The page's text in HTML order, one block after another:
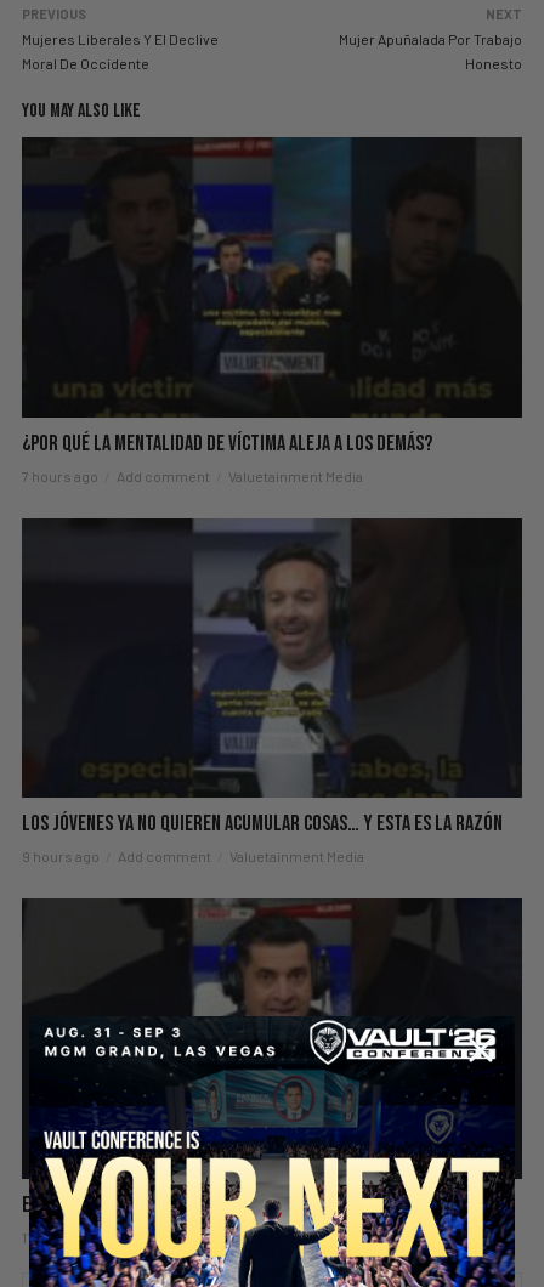
PREVIOUS
Mujeres Liberales Y El Declive
Moral De Occidente
NEXT
Mujer Apuñalada Por Trabajo
Honesto
YOU MAY ALSO LIKE
¿Por Qué La Mentalidad de Víctima Aleja a los Demás?
7 hours ago Add comment Valuetainment Media
Los Jóvenes Ya No Quieren Acumular Cosas… Y Esta Es La Razón
9 hours ago Add comment Valuetainment Media
El Error de Rodearte de Personas Negativas
11 hours ago Add comment Valuetainment Media